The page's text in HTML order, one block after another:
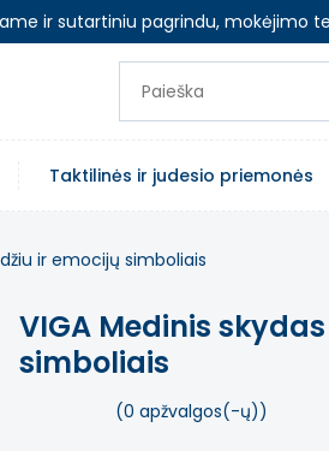
ir sutartiniu pagrindu, mokėjimo
Taktilinės ir judesio priemonės
ir emocijų simboliais
VIGA Medinis
simboliais
(0 apžvalgos(-ų))